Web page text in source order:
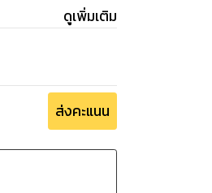
ดูเพิ่มเติม
ส่งคะแนน